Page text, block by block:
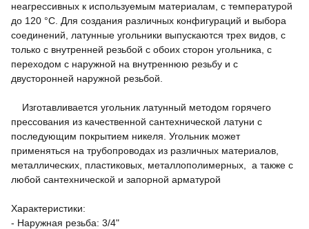
неагрессивных к используемым материалам, с температурой
до 120 °С. Для создания различных конфигураций и выбора
соединений, латунные угольники выпускаются трех видов, с
только с внутренней резьбой с обоих сторон угольника, с
переходом с наружной на внутреннюю резьбу и с
двусторонней наружной резьбой.
Изготавливается угольник латунный методом горячего
прессования из качественной сантехнической латуни с
последующим покрытием никеля. Угольник может
применяться на трубопроводах из различных материалов,
металлических, пластиковых, металлополимерных, а также с
любой сантехнической и запорной арматурой
Характеристики:
- Наружная резьба: 3/4"